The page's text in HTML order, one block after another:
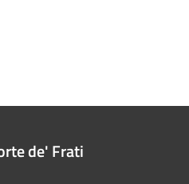
de' Frati